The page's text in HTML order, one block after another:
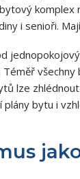
i senioři.
lze
plány bytu i